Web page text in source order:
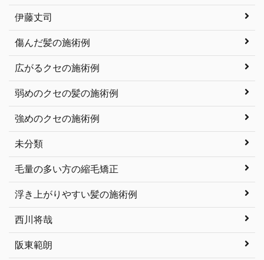
伊藤丈司
傷んだ髪の施術例
広がるクセの施術例
弱めのクセの髪の施術例
強めのクセの施術例
未分類
毛量の多い方の縮毛矯正
浮き上がりやすい髪の施術例
西川将哉
阪東範朗